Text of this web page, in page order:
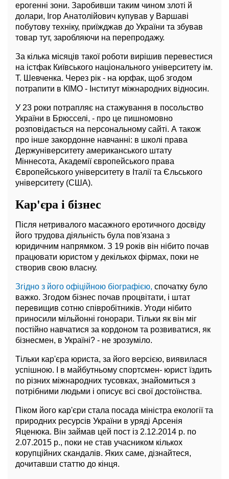
ерогенні зони. Заробивши таким чином злоті й
долари, Ігор Анатолійович купував у Варшаві
побутову техніку, приїжджав до України та збував
товар тут, заробляючи на перепродажу.
За кілька місяців такої роботи вирішив перевестися
на істфак Київського національного університету ім.
Т. Шевченка. Через рік - на юрфак, щоб згодом
потрапити в КІМО - Інститут міжнародних відносин.
У 23 роки потрапляє на стажування в посольство
України в Брюсселі, - про це пишномовно
розповідається на персональному сайті. А також
про інше закордонне навчанні: в школі права
Держуніверситету американського штату
Міннесота, Академії європейського права
Європейського університету в Італії та Єльського
університету (США).
Кар'єра і бізнес
Після нетривалого масажного еротичного досвіду
його трудова діяльність була пов'язана з
юридичним напрямком. З 19 років він нібито почав
працювати юристом у декількох фірмах, поки не
створив свою власну.
Згідно з його офіційною біографією, спочатку було
важко. Згодом бізнес почав процвітати, і штат
перевищив сотню співробітників. Угоди нібито
приносили мільйонні гонорари. Тільки як він міг
постійно навчатися за кордоном та розвиватися, як
бізнесмен, в Україні? - не зрозуміло.
Тільки кар'єра юриста, за його версією, виявилася
успішною. І в майбутньому спортсмен- юрист їздить
по різних міжнародних тусовках, знайомиться з
потрібними людьми і описує всі свої достоїнства.
Піком його кар'єри стала посада міністра екології та
природних ресурсів України в уряді Арсенія
Яценюка. Він займав цей пост із 2.12.2014 р. по
2.07.2015 р., поки не став учасником кількох
корупційних скандалів. Яких саме, дізнайтеся,
дочитавши статтю до кінця.